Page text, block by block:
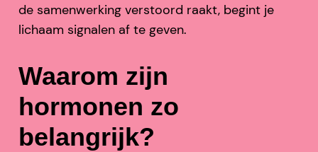
de samenwerking verstoord raakt, begint je
lichaam signalen af te geven.
Waarom zijn
hormonen zo
belangrijk?